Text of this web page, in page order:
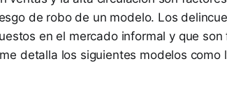
de robo de un modelo. Los
en el mercado informal y que
detalla los siguientes modelos como